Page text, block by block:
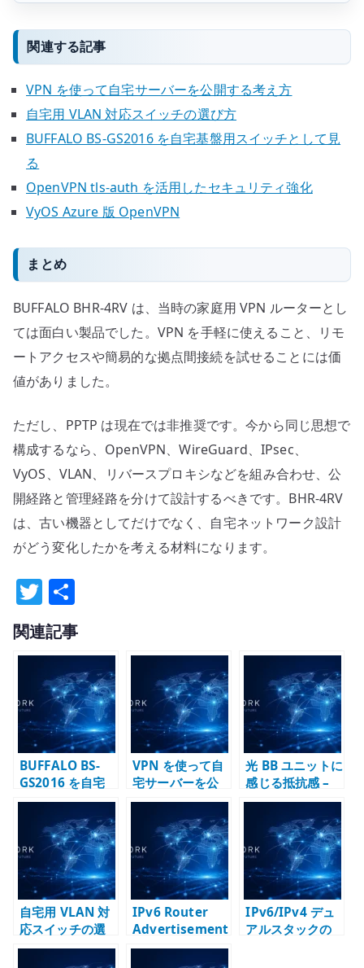
関連する記事
VPN を使って自宅サーバーを公開する考え方
自宅用 VLAN 対応スイッチの選び方
BUFFALO BS-GS2016 を自宅基盤用スイッチとして見
る
OpenVPN tls-auth を活用したセキュリティ強化
VyOS Azure 版 OpenVPN
まとめ
BUFFALO BHR-4RV は、当時の家庭用 VPN ルーターとし
ては面白い製品でした。VPN を手軽に使えること、リモ
ートアクセスや簡易的な拠点間接続を試せることには価
値がありました。
ただし、PPTP は現在では非推奨です。今から同じ思想で
構成するなら、OpenVPN、WireGuard、IPsec、
VyOS、VLAN、リバースプロキシなどを組み合わせ、公
開経路と管理経路を分けて設計するべきです。BHR-4RV
は、古い機器としてだけでなく、自宅ネットワーク設計
がどう変化したかを考える材料になります。
T
w
it
te
r
有
関連記事
BUFFALO BS-
GS2016 を自宅
基盤用スイッチ
として見る –
VLAN、管理機
能、IPv6 対応範
囲の考え方
VPN を使って自
宅サーバーを公
開する考え方 –
共有回線、
DMZ、管理経路
を整理する
光 BB ユニットに
感じる抵抗感 –
ISP 提供ルーター
と自宅ネットワ
ーク設計の自由
度
自宅用 VLAN 対
応スイッチの選
び方 – タグ
VLAN、管理機
IPv6 Router
Advertisement
と DHCPv6 の役
IPv6/IPv4 デュ
アルスタックの